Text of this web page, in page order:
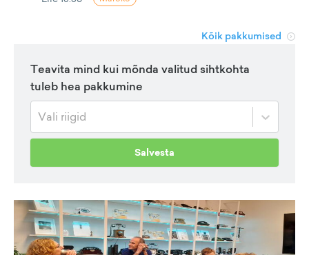
Kõik pakkumised
Teavita mind kui mõnda valitud sihtkohta
tuleb hea pakkumine
Vali riigid
Salvesta